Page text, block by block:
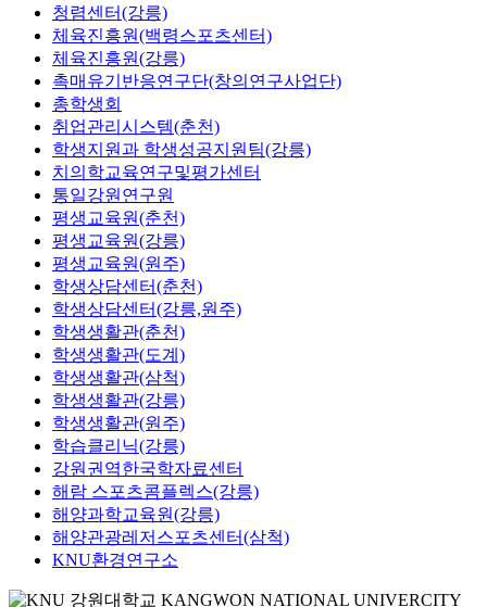
청렴센터(강릉)
체육진흥원(백령스포츠센터)
체육진흥원(강릉)
촉매유기반응연구단(창의연구사업단)
총학생회
취업관리시스템(춘천)
학생지원과 학생성공지원팀(강릉)
치의학교육연구및평가센터
통일강원연구원
평생교육원(춘천)
평생교육원(강릉)
평생교육원(원주)
학생상담센터(춘천)
학생상담센터(강릉,원주)
학생생활관(춘천)
학생생활관(도계)
학생생활관(삼척)
학생생활관(강릉)
학생생활관(원주)
학습클리닉(강릉)
강원권역한국학자료센터
해람 스포츠콤플렉스(강릉)
해양과학교육원(강릉)
해양관광레저스포츠센터(삼척)
KNU환경연구소